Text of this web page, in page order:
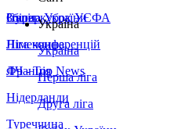
Збірна України
Італія
Німеччина
Франція
Нідерланди
Туреччина
Суперкубок УЄФА
Ліга конференцій
ЛЧ - Top News
Україна
Україна
Перша ліга
Друга ліга